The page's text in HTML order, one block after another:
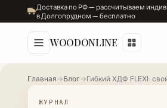
Доставка по РФ — рассчитываем
в Долгопрудном — бесплатно
WOODONLINE
Главная→Блог→Гибкий ХДФ FLEXI:
ЖУРНАЛ